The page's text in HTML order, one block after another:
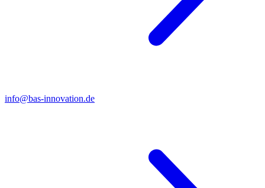
info@bas-innovation.de